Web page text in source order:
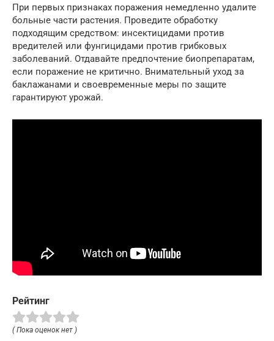
При первых признаках поражения немедленно удалите
больные части растения. Проведите обработку
подходящим средством: инсектицидами против
вредителей или фунгицидами против грибковых
заболеваний. Отдавайте предпочтение биопрепаратам,
если поражение не критично. Внимательный уход за
баклажанами и своевременные меры по защите
гарантируют урожай.
Рейтинг
( Пока оценок нет )